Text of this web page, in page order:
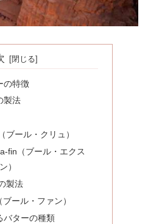
の特徴
製法
ブール・クリュ）
fin（ブール・エクス
）
製法
ール・ファン）
バターの種類